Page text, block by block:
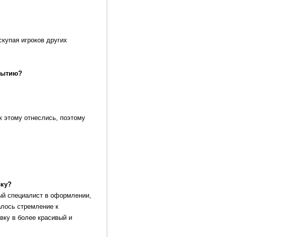
игроков других
отнеслись, поэтому
специалист в оформлении,
стремление к
в более красивый и